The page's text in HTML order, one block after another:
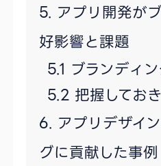
アプリ開発が
好影響と課題
ブランディ
把握してお
アプリデザイ
グに貢献した事例